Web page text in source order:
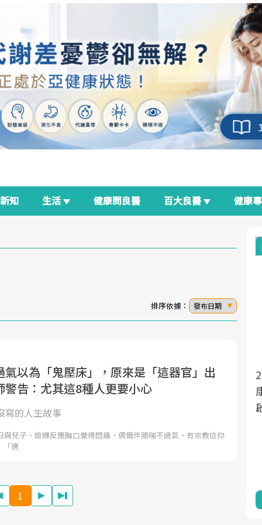
新知 生活 健康問良醫 百大良醫 健康
排序依據： 發布日期
氣以為「鬼壓床」，原來是「這器官」出
警告：尤其這8種人更要小心
寫的人生故事
與兒子、媳婦反應胸口覺得悶痛，偶爾伴隨喘不過氣，有宗教信仰
「適
1
面對超高齡社會的浪潮，台灣正在快速邁
向「健康照護」的新時代。隨著國家政策
如「健康台灣推動委員會」與「長照3.0」
心議題。然而，健檢不只是醫療院所的服
良醫生活祭
2025年，就到良醫生活祭體驗「一站式健
康新生活」，從講座、體驗到運動，全面
啟動你的健康革命！